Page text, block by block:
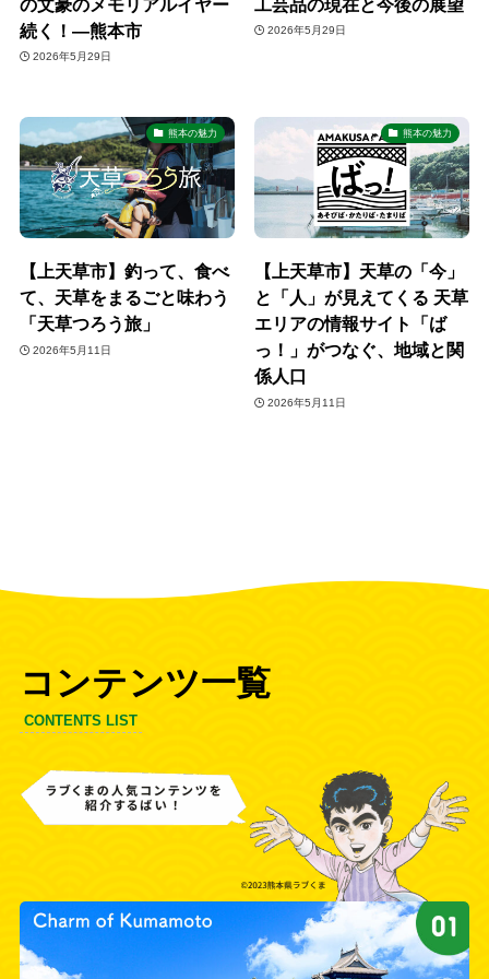
の文豪のメモリアルイヤー
続く！―熊本市
2026年5月29日
工芸品の現在と今後の展望
2026年5月29日
熊本の魅力
【上天草市】釣って、食べ
て、天草をまるごと味わう
「天草つろう旅」
2026年5月11日
熊本の魅力
【上天草市】天草の「今」
と「人」が見えてくる 天草
エリアの情報サイト「ば
っ！」がつなぐ、地域と関
係人口
2026年5月11日
コンテンツ一覧
CONTENTS LIST